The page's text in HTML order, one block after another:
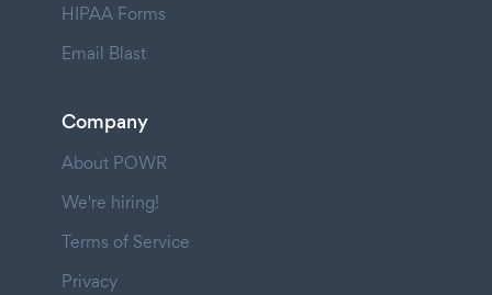
HIPAA Forms
Email Blast
Company
About POWR
We're hiring!
Terms of Service
Privacy